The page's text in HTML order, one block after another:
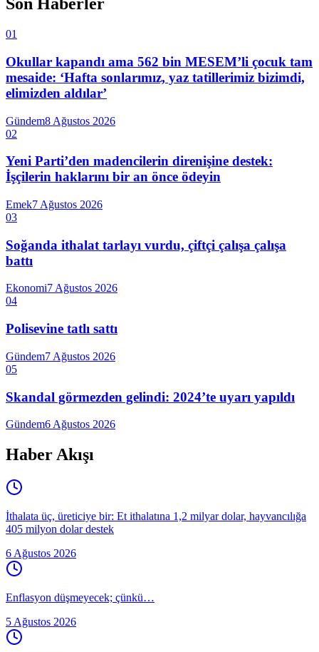
Son Haberler
01
Okullar kapandı ama 562 bin MESEM’li çocuk tam
mesaide: ‘Hafta sonlarımız, yaz tatillerimiz bizimdi,
elimizden aldılar’
Gündem8 Ağustos 2026
02
Yeni Parti’den madencilerin direnişine destek:
İşçilerin haklarını bir an önce ödeyin
Emek7 Ağustos 2026
03
Soğanda ithalat tarlayı vurdu, çiftçi çalışa çalışa
battı
Ekonomi7 Ağustos 2026
04
Polisevine tatlı sattı
Gündem7 Ağustos 2026
05
Skandal görmezden gelindi: 2024’te uyarı yapıldı
Gündem6 Ağustos 2026
Haber Akışı
İthalata üç, üreticiye bir: Et ithalatına 1,2 milyar dolar, hayvancılığa
405 milyon dolar destek
6 Ağustos 2026
Enflasyon düşmeyecek; çünkü…
5 Ağustos 2026